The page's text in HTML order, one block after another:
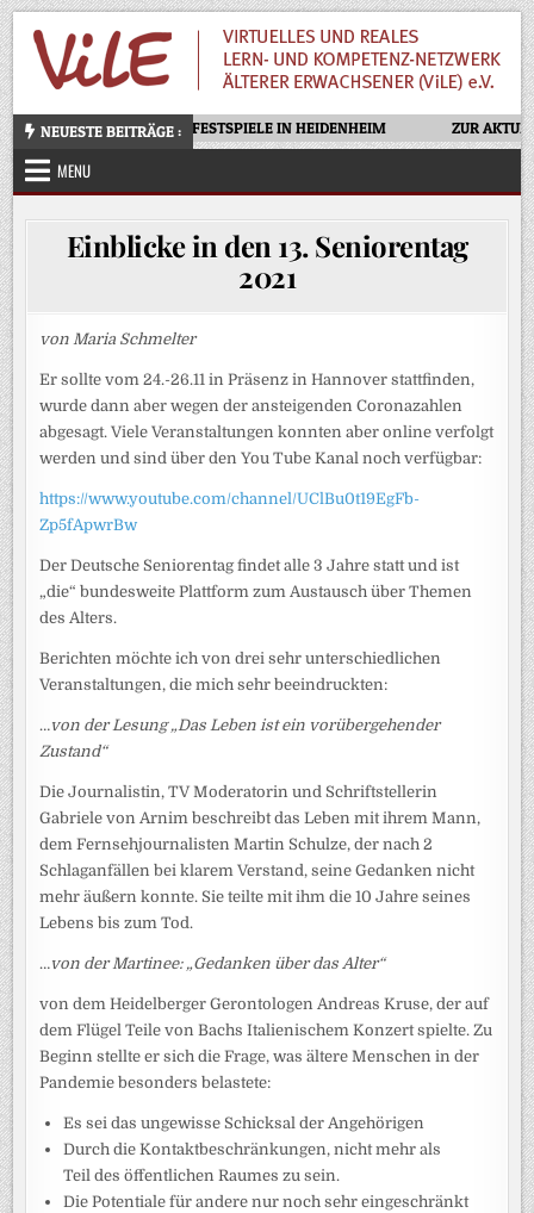
Skip
to
content
NEUESTE BEITRÄGE :
OTELLO – OPERNFESTSPIELE IN HEIDENHEIM ZUR
MENU
Einblicke in den 13. Seniorentag
2021
von Maria Schmelter
Er sollte vom 24.-26.11 in Präsenz in Hannover stattfinden,
wurde dann aber wegen der ansteigenden Coronazahlen
abgesagt. Viele Veranstaltungen konnten aber online verfolgt
werden und sind über den You Tube Kanal noch verfügbar:
https://www.youtube.com/channel/UClBu0t19EgFb-
Zp5fApwrBw
Der Deutsche Seniorentag findet alle 3 Jahre statt und ist
„die“ bundesweite Plattform zum Austausch über Themen
des Alters.
Berichten möchte ich von drei sehr unterschiedlichen
Veranstaltungen, die mich sehr beeindruckten:
…von der Lesung „Das Leben ist ein vorübergehender
Zustand“
Die Journalistin, TV Moderatorin und Schriftstellerin
Gabriele von Arnim beschreibt das Leben mit ihrem Mann,
dem Fernsehjournalisten Martin Schulze, der nach 2
Schlaganfällen bei klarem Verstand, seine Gedanken nicht
mehr äußern konnte. Sie teilte mit ihm die 10 Jahre seines
Lebens bis zum Tod.
…von der Martinee: „Gedanken über das Alter“
von dem Heidelberger Gerontologen Andreas Kruse, der auf
dem Flügel Teile von Bachs Italienischem Konzert spielte. Zu
Beginn stellte er sich die Frage, was ältere Menschen in der
Pandemie besonders belastete:
Es sei das ungewisse Schicksal der Angehörigen
Durch die Kontaktbeschränkungen, nicht mehr als
Teil des öffentlichen Raumes zu sein.
Die Potentiale für andere nur noch sehr eingeschränkt